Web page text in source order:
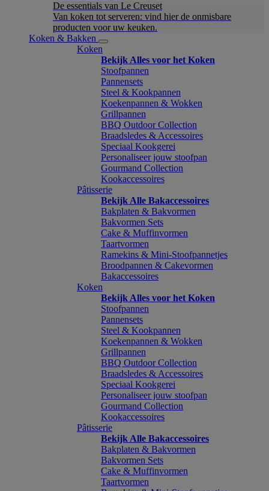
De essentials van Le Creuset
Van koken tot serveren: vind hier de onmisbare
producten voor uw keuken.
Koken & Bakken
Koken
Bekijk Alles voor het Koken
Stoofpannen
Pannensets
Steel & Kookpannen
Koekenpannen & Wokken
Grillpannen
BBQ Outdoor Collection
Braadsledes & Accessoires
Speciaal Kookgerei
Personaliseer jouw stoofpan
Gourmand Collection
Kookaccessoires
Pâtisserie
Bekijk Alle Bakaccessoires
Bakplaten & Bakvormen
Bakvormen Sets
Cake & Muffinvormen
Taartvormen
Ramekins & Mini-Stoofpannetjes
Broodpannen & Cakevormen
Bakaccessoires
Koken
Bekijk Alles voor het Koken
Stoofpannen
Pannensets
Steel & Kookpannen
Koekenpannen & Wokken
Grillpannen
BBQ Outdoor Collection
Braadsledes & Accessoires
Speciaal Kookgerei
Personaliseer jouw stoofpan
Gourmand Collection
Kookaccessoires
Pâtisserie
Bekijk Alle Bakaccessoires
Bakplaten & Bakvormen
Bakvormen Sets
Cake & Muffinvormen
Taartvormen